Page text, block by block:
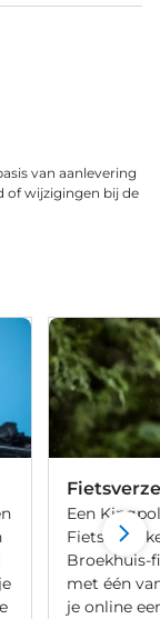
het 3B
aan de
vangt
in de
van je
van aanlevering
of wijzigingen bij de
Een
Broekhuis-
met één
je online